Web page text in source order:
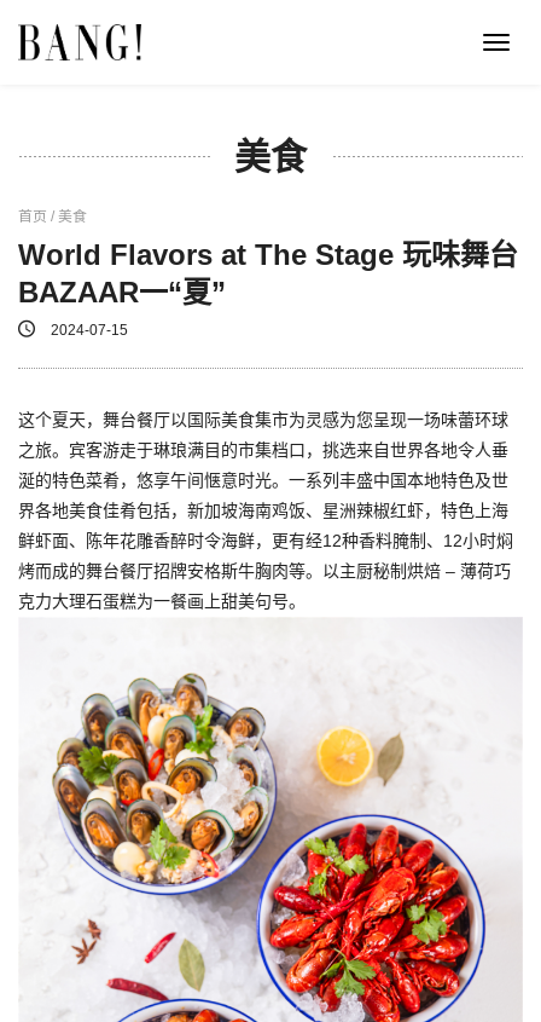
美食
首页 / 美食
World Flavors at The Stage 玩味舞台
BAZAAR一“夏”
2024-07-15
这个夏天，舞台餐厅以国际美食集市为灵感为您呈现一场味蕾环球
之旅。宾客游走于琳琅满目的市集档口，挑选来自世界各地令人垂
涎的特色菜肴，悠享午间惬意时光。一系列丰盛中国本地特色及世
界各地美食佳肴包括，新加坡海南鸡饭、星洲辣椒红虾，特色上海
鲜虾面、陈年花雕香醉时令海鲜，更有经12种香料腌制、12小时焖
烤而成的舞台餐厅招牌安格斯牛胸肉等。以主厨秘制烘焙 – 薄荷巧
克力大理石蛋糕为一餐画上甜美句号。